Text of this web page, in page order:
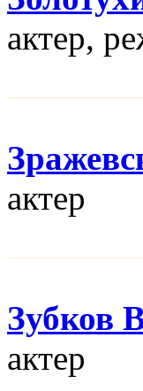
актер,
актер
Зубков
актер